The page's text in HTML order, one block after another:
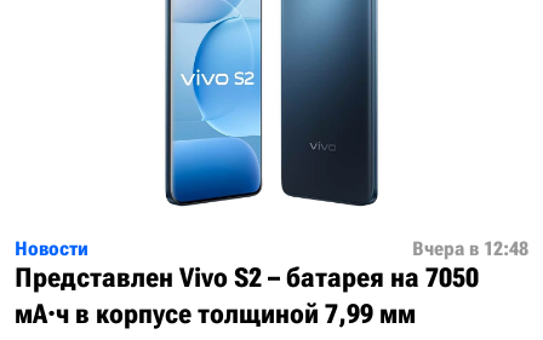
Новости Вчера в 12:48
Представлен Vivo S2 – батарея на 7050
мА·ч в корпусе толщиной 7,99 мм